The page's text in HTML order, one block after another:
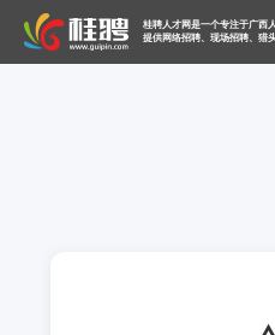
桂聘人才网是一个专注于广西
提供网络招聘、现场招聘、猎